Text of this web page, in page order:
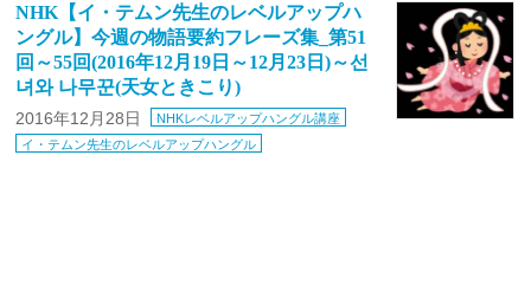
NHK【イ・テムン先生のレベルアップハ
ングル】今週の物語要約フレーズ集_第51
回～55回(2016年12月19日～12月23日)～선
녀와 나무꾼(天女ときこり)
2016年12月28日
NHKレベルアップハングル講座
イ・テムン先生のレベルアップハングル